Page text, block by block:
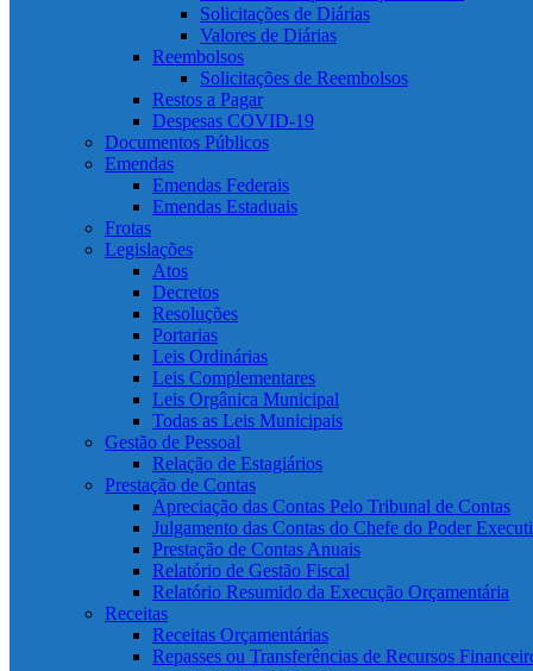
Solicitações de Diárias
Valores de Diárias
Reembolsos
Solicitações de Reembolsos
Restos a Pagar
Despesas COVID-19
Documentos Públicos
Emendas
Emendas Federais
Emendas Estaduais
Frotas
Legislações
Atos
Decretos
Resoluções
Portarias
Leis Ordinárias
Leis Complementares
Leis Orgânica Municipal
Todas as Leis Municipais
Gestão de Pessoal
Relação de Estagiários
Prestação de Contas
Apreciação das Contas Pelo Tribunal de Contas
Julgamento das Contas do Chefe do Poder
Prestação de Contas Anuais
Relatório de Gestão Fiscal
Relatório Resumido da Execução Orçamentária
Receitas
Receitas Orçamentárias
Repasses ou Transferências de Recursos